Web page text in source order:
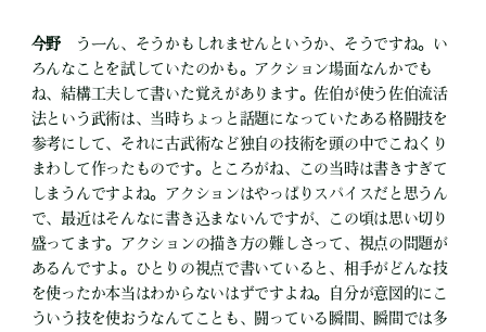
今野 うーん、そうかもしれませんというか、そうですね。い
ろんなことを試していたのかも。アクション場面なんかでも
ね、結構工夫して書いた覚えがあります。佐伯が使う佐伯流活
法という武術は、当時ちょっと話題になっていたある格闘技を
参考にして、それに古武術など独自の技術を頭の中でこねくり
まわして作ったものです。ところがね、この当時は書きすぎて
しまうんですよね。アクションはやっぱりスパイスだと思うん
で、最近はそんなに書き込まないんですが、この頃は思い切り
盛ってます。アクションの描き方の難しさって、視点の問題が
あるんですよ。ひとりの視点で書いていると、相手がどんな技
を使ったか本当はわからないはずですよね。自分が意図的にこ
ういう技を使おうなんてことも、闘っている瞬間、瞬間では多